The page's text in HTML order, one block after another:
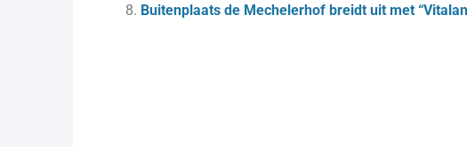
Buitenplaats de Mechelerhof breidt uit met